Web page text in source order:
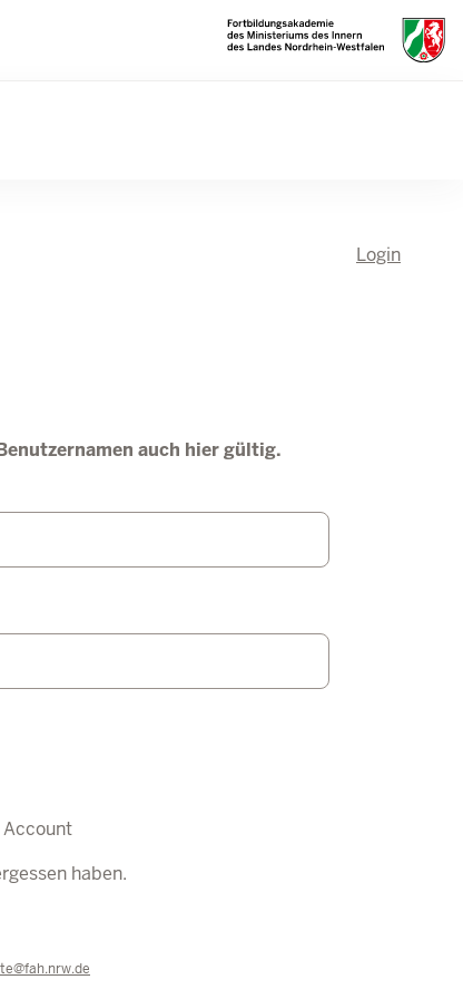
Login
auch hier gültig.
Account
haben.